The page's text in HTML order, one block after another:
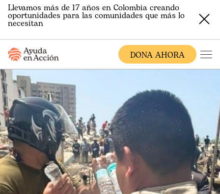
Llevamos más de 17 años en Colombia creando
oportunidades para las comunidades que más lo
necesitan
DONA AHORA